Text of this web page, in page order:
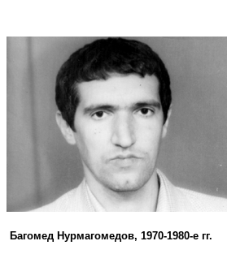
Багомед Нурмагомедов, 1970-1980-е гг.